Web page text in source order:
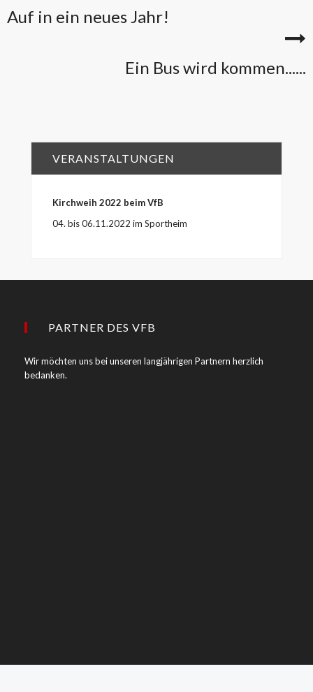
Auf in ein neues Jahr!
Ein Bus wird kommen......
VERANSTALTUNGEN
Kirchweih 2022 beim VfB
04. bis 06.11.2022 im Sportheim
PARTNER DES VFB
Wir möchten uns bei unseren langjährigen Partnern herzlich
bedanken.